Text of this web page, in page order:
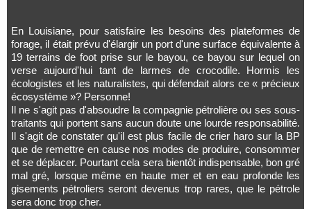
En Louisiane, pour satisfaire les besoins des plateformes de
forage, il était prévu d'élargir un port d'une surface équivalente à
19 terrains de foot prise sur le bayou, ce bayou sur lequel on
verse aujourd'hui tant de larmes de crocodile. Hormis les
écologistes et les naturalistes, qui défendait alors ce « précieux
écosystème »? Personne!
Il ne s'agit pas d'absoudre la compagnie pétrolière ou ses sous-
traitants qui portent sans aucun doute une lourde responsabilité.
Il s'agit de constater qu'il est plus facile de crier haro sur la BP
que de remettre en cause nos modes de produire, consommer
et se déplacer. Pourtant cela sera bientôt indispensable, bon gré
mal gré, lorsque même en haute mer et en eau profonde les
gisements pétroliers seront devenus trop rares, que le pétrole
sera donc trop cher.